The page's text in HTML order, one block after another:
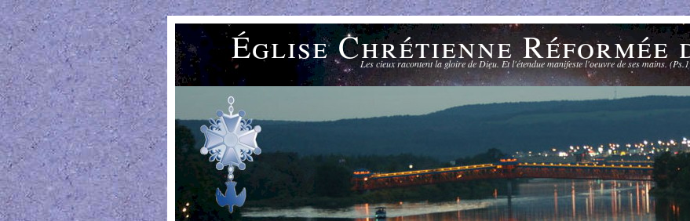
Église Chrétienne Réformée
Les cieux racontent la gloire de Dieu. Et l'étendue manifeste l'oeuvre de ses mains.